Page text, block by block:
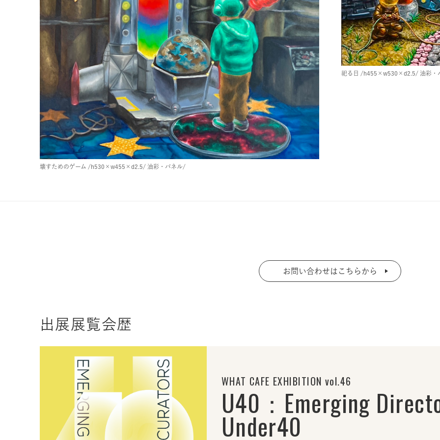
壊すためのゲーム /h530×w455×d2.5/ 油彩・パネル/
祀る日 /h455×w530×d2.5/ 油彩・
お問い合わせはこちらから
出展展覧会歴
WHAT CAFE EXHIBITION vol.46
U40：Emerging
Under40